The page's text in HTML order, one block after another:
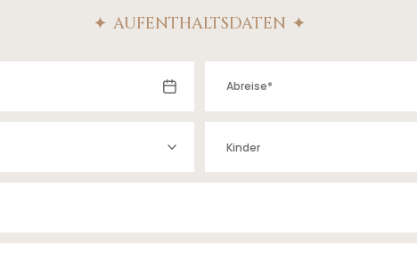
AUFENTHALTSDATEN